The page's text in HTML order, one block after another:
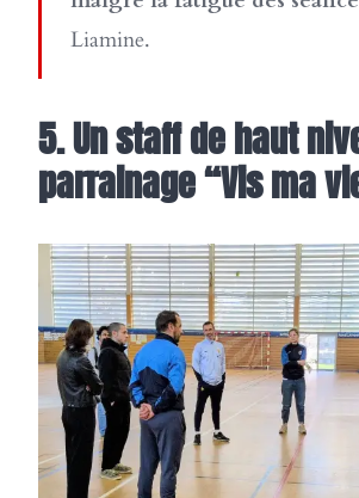
Liamine.
5. Un staff de haut
parrainage “Vis ma